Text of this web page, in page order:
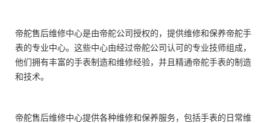
帝舵售后维修中心是由帝舵公司授权的，提供维修和保养帝舵手
表的专业中心。这些中心由经过帝舵公司认可的专业技师组成，
他们拥有丰富的手表制造和维修经验，并且精通帝舵手表的制造
和技术。
帝舵售后维修中心提供各种维修和保养服务，包括手表的日常维